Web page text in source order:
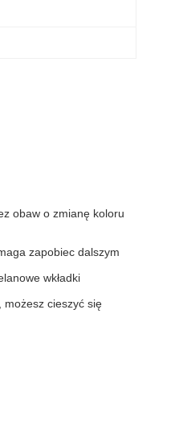
obaw o zmianę koloru
zapobiec dalszym
wkładki
możesz cieszyć się